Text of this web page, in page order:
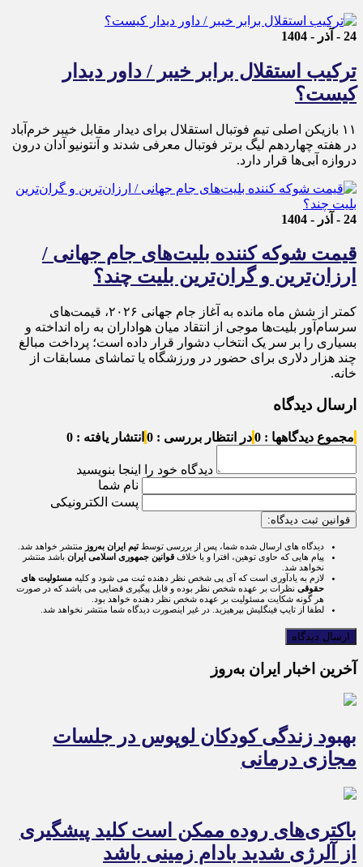
24 - آذر - 1404
ترکیب استقلال برابر خیبر / داور دیدار
کیست؟
۱۱ بازیکن اصلی تیم فوتبال استقلال برای دیدار مقابل خیبر خرم‌آباد
در هفته چهاردهم لیگ برتر فوتبال معرفی شدند و آنتونیو آدان درون
دروازه آبی‌ها قرار دارد.
24 - آذر - 1404
قیمت شوکه کننده بلیت‌های جام جهانی /
ارزان‌ترین و گران‌ترین بلیت چند؟
کمتر از شش ماه مانده به آغاز جام جهانی ۲۰۲۶، قیمت‌های
سرسام‌آور بلیت‌ها موجی از انتقاد میان هواداران به راه انداخته و
بسیاری را بر سر یک انتخاب دشوار قرار داده است؛ پرداخت مبالغ
چند هزار دلاری برای حضور در ورزشگاه یا تماشای مسابقات از
خانه.
ارسال دیدگاه
مجموع دیدگاهها : 0 در انتظار بررسی : 0 انتشار یافته : 0
دیدگاه خود را اینجا بنویسید
نام شما
پست الکترونیکی
قوانین ثبت دیدگاه:
دیدگاه های ارسال شده شما، پس از بررسی توسطتیم ایران به‌روز منتشر خواهد شد.
پیام هایی که حاوی توهین، افترا و یا خلاف قوانین جمهوری اسلامی ایران باشد منتشر
نخواهد شد.
لازم به یادآوری است که آی پی شخص نظر دهنده ثبت می شود و کلیه مسئولیت های
حقوقی نظرات بر عهده شخص نظر بوده و قابل پیگیری قضایی می باشد که در صورت
هر گونه شکایت مسئولیت بر عهده شخص نظر دهنده خواهد بود.
لطفا از تایپ فینگلیش بپرهیزید. در غیر اینصورت دیدگاه شما منتشر نخواهد شد.
آخرین اخبار ایران به‌روز
بهبود زندگی کودکان لوپوس در جلسات
مجازی درمانی
باکتری‌های روده ممکن است کلید پیشگیری
از آلرژی شدید بادام زمینی باشد